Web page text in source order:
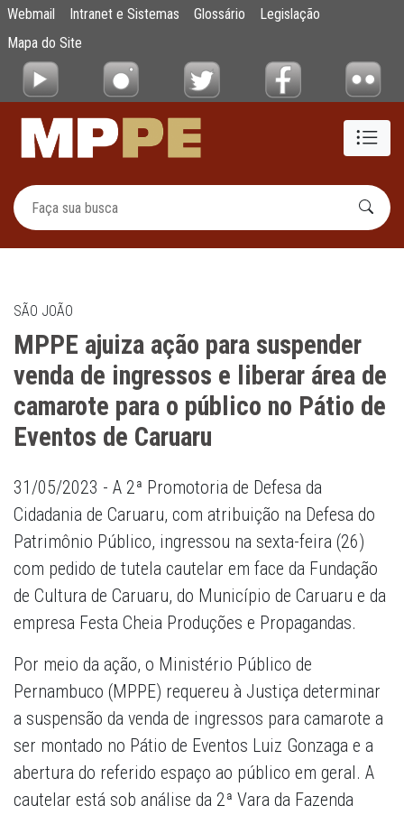
Pular para o Conteúdo principal
MPPE ajuiza ação para suspender venda
Webmail Intranet e Sistemas Glossário
Legislação
Mapa do Site
SÃO JOÃO
MPPE ajuiza ação para suspender
venda de ingressos e liberar área de
camarote para o público no Pátio de
Eventos de Caruaru
31/05/2023 - A 2ª Promotoria de Defesa da
Cidadania de Caruaru, com atribuição na Defesa do
Patrimônio Público, ingressou na sexta-feira (26)
com pedido de tutela cautelar em face da Fundação
de Cultura de Caruaru, do Município de Caruaru e da
empresa Festa Cheia Produções e Propagandas.
Por meio da ação, o Ministério Público de
Pernambuco (MPPE) requereu à Justiça determinar
a suspensão da venda de ingressos para camarote a
ser montado no Pátio de Eventos Luiz Gonzaga e a
abertura do referido espaço ao público em geral. A
cautelar está sob análise da 2ª Vara da Fazenda